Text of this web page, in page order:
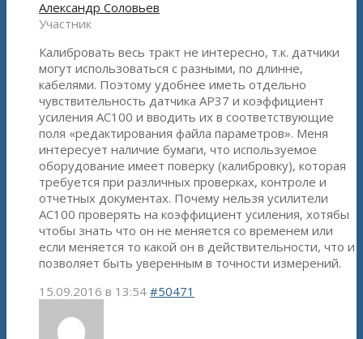
Александр Соловьев
Участник
Калибровать весь тракт не интересно, т.к. датчики
могут использоваться с разными, по длинне,
кабелями. Поэтому удобнее иметь отдельно
чувствительность датчика АР37 и коэффициент
усиления АС100 и вводить их в соответствующие
поля «редактирования файла параметров». Меня
интересует наличие бумаги, что используемое
оборудование имеет поверку (калибровку), которая
требуется при различных проверках, контроле и
отчетных документах. Почему нельзя усилители
АС100 проверять на коэффициент усиления, хотябы
чтобы знать что он не меняется со временем или
если меняется то какой он в действительности, что и
позволяет быть уверенным в точности измерений.
15.09.2016 в 13:54 #50471